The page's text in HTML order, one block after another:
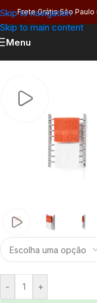
Skip to navigation
Skip to main content
Frete Grátis São
Menu
- +